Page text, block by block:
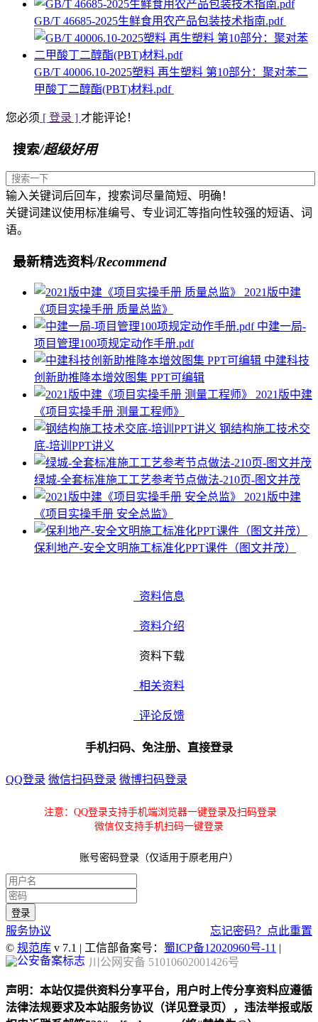
GB/T 46685-2025生鲜食用农产品包装技术指南.pdf
GB/T 40006.10-2025塑料 再生塑料 第10部分：聚对苯二
甲酸丁二醇酯(PBT)材料.pdf
您必须 [ 登录 ] 才能评论！
搜索/超级好用
输入关键词后回车，搜索词尽量简短、明确！
关键词建议使用标准编号、专业词汇等指向性较强的短语、词
语。
最新精选资料/Recommend
2021版中建
《项目实操手册 质量总监》
中建一局-
项目管理100项规定动作手册.pdf
中建科技
创新助推降本增效图集 PPT可编辑
2021版中建
《项目实操手册 测量工程师》
钢结构施工技术交
底-培训PPT讲义
绿城-全套标准施工工艺参考节点做法-210页-图文并茂
2021版中建
《项目实操手册 安全总监》
保利地产-安全文明施工标准化PPT课件（图文并茂）
资料信息
资料介绍
资料下载
相关资料
评论反馈
手机扫码、免注册、直接登录
QQ登录 微信扫码登录 微博扫码登录
注意：QQ登录支持手机端浏览器一键登录及扫码登录
微信仅支持手机扫码一键登录
账号密码登录（仅适用于原老用户）
服务协议
忘记密码？点此重置
© 规范库 v 7.1 | 工信部备案号： 蜀ICP备12020960号-11 |
川公网安备 51010602001426号
声明：本站仅提供资料分享平台，用户时上传分享资料应遵循
法律法规要求及本站服务协议（详见登录页），违法举报或版